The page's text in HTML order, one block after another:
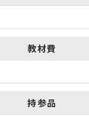
教材費
持参品